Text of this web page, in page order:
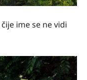
ime se ne vidi